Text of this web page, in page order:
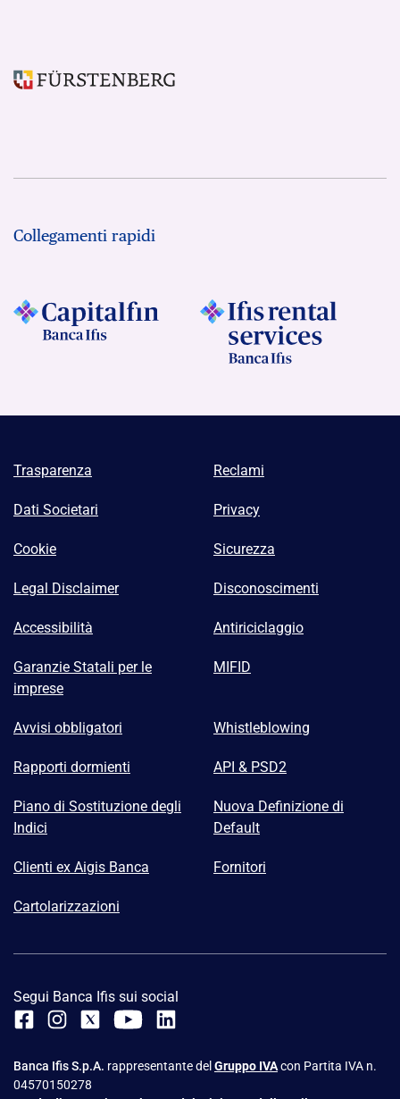
Collegamenti rapidi
Trasparenza Reclami
Dati Societari Privacy
Cookie Sicurezza
Legal Disclaimer Disconoscimenti
Accessibilità Antiriciclaggio
Garanzie Statali per le
imprese
MIFID
Avvisi obbligatori Whistleblowing
Rapporti dormienti API & PSD2
Piano di Sostituzione degli
Indici
Nuova Definizione di
Default
Clienti ex Aigis Banca Fornitori
Cartolarizzazioni
Segui Banca Ifis sui social
Banca Ifis S.p.A. rappresentante del Gruppo IVAcon Partita IVA n.
04570150278